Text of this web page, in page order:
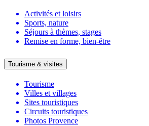
Activités et loisirs
Sports, nature
Séjours à thèmes, stages
Remise en forme, bien-être
Tourisme & visites
Tourisme
Villes et villages
Sites touristiques
Circuits touristiques
Photos Provence